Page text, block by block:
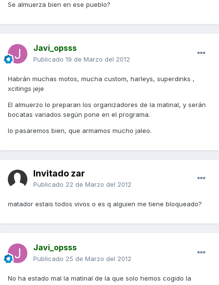
Se almuerza bien en ese pueblo?
Javi_opsss
Publicado 19 de Marzo del 2012
Habrán muchas motos, mucha custom, harleys, superdinks ,
xcitings jeje
El almuerzo lo preparan los organizadores de la matinal, y serán
bocatas variados según pone en el programa.
lo pasaremos bien, que armamos mucho jaleo.
Invitado zar
Publicado 22 de Marzo del 2012
matador estais todos vivos o es q alguien me tiene bloqueado?
Javi_opsss
Publicado 25 de Marzo del 2012
No ha estado mal la matinal de la que solo hemos cogido la